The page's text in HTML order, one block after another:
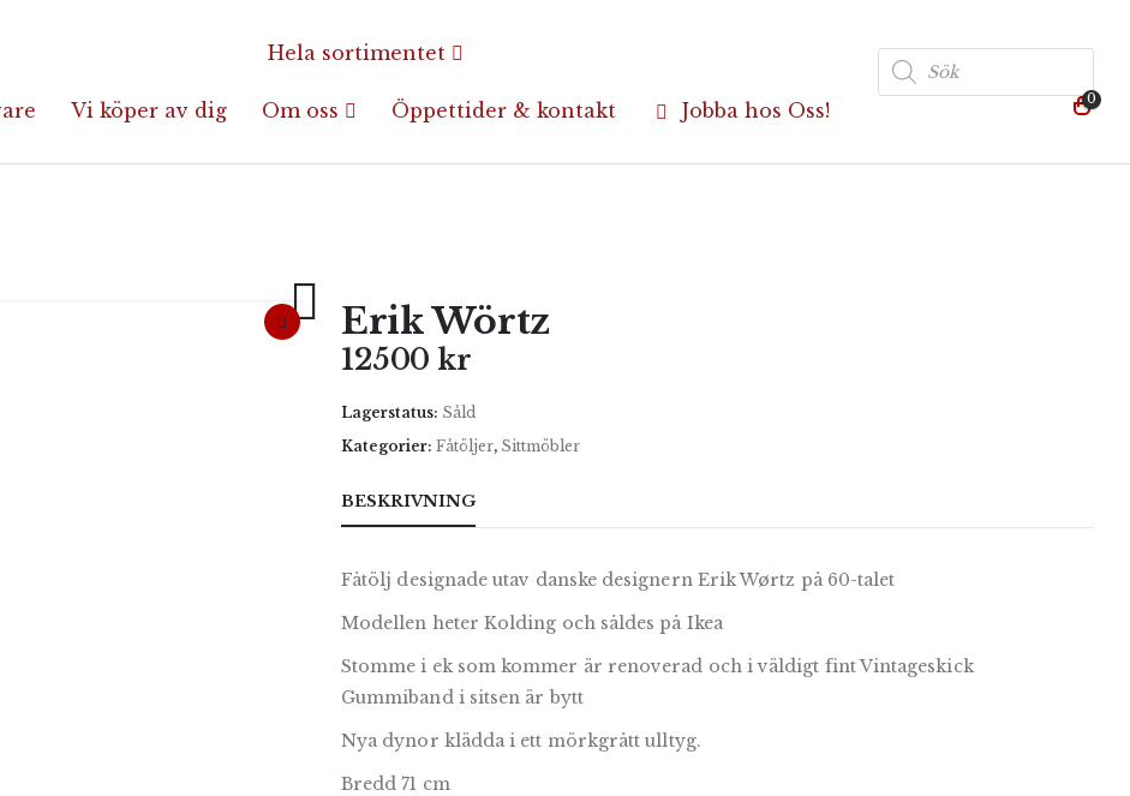
Hela sortimentet
Vi köper av dig Om oss Öppettider & kontakt Jobba hos Oss!
Produktsökning
0
Erik Wörtz
12500kr
Lagerstatus: Såld
Kategorier: Fåtöljer, Sittmöbler
BESKRIVNING
Fåtölj designade utav danske designern Erik Wørtz på 60-talet
Modellen heter Kolding och såldes på Ikea
Stomme i ek som kommer är renoverad och i väldigt fint Vintageskick
Gummiband i sitsen är bytt
Nya dynor klädda i ett mörkgrått ulltyg.
Bredd 71 cm